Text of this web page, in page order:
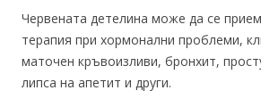
Червената детелина може да се
терапия при хормонални проблеми,
маточен кръвоизливи, бронхит,
липса на апетит и други.